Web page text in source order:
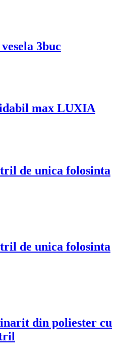
3buc
max LUXIA
de unica folosinta
de unica folosinta
din poliester cu